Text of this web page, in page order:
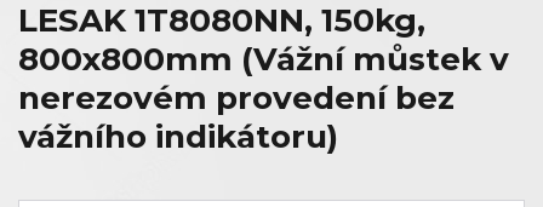
LESAK 1T8080NN, 150kg,
800x800mm (Vážní můstek v
nerezovém provedení bez
vážního indikátoru)